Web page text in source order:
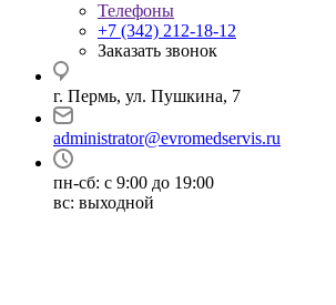
Телефоны
+7 (342) 212-18-12
Заказать звонок
г. Пермь, ул. Пушкина, 7
administrator@evromedservis.ru
пн-сб: с 9:00 до 19:00
вс: выходной